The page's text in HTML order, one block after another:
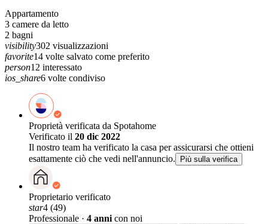
Appartamento
3 camere da letto
2 bagni
visibility302 visualizzazioni
favorite14 volte salvato come preferito
person12 interessato
ios_share6 volte condiviso
Proprietà verificata da Spotahome
Verificato il 20 dic 2022
Il nostro team ha verificato la casa per assicurarsi che ottieni
esattamente ciò che vedi nell'annuncio.
Più sulla verifica
Proprietario verificato
star4 (49)
Professionale · 4 anni con noi